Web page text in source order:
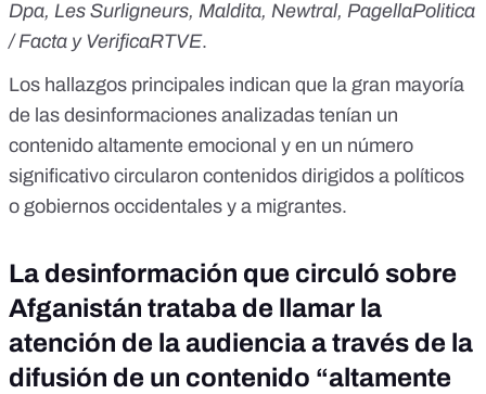
Dpa, Les Surligneurs, Maldita, Newtral, PagellaPolitica
/ Facta y VerificaRTVE.
Los hallazgos principales indican que la gran mayoría
de las desinformaciones analizadas tenían un
contenido altamente emocional y en un número
significativo circularon contenidos dirigidos a políticos
o gobiernos occidentales y a migrantes.
La desinformación que circuló sobre
Afganistán trataba de llamar la
atención de la audiencia a través de la
difusión de un contenido “altamente